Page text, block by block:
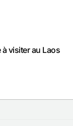
à visiter au Laos